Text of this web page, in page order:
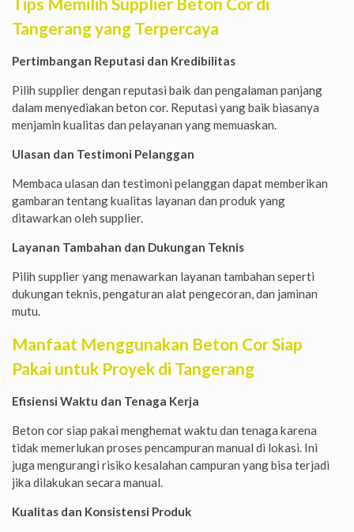
Tangerang yang Terpercaya
Pertimbangan Reputasi dan Kredibilitas
Pilih supplier dengan reputasi baik dan pengalaman panjang
dalam menyediakan beton cor. Reputasi yang baik biasanya
menjamin kualitas dan pelayanan yang memuaskan.
Ulasan dan Testimoni Pelanggan
Membaca ulasan dan testimoni pelanggan dapat memberikan
gambaran tentang kualitas layanan dan produk yang
ditawarkan oleh supplier.
Layanan Tambahan dan Dukungan Teknis
Pilih supplier yang menawarkan layanan tambahan seperti
dukungan teknis, pengaturan alat pengecoran, dan jaminan
mutu.
Manfaat Menggunakan Beton Cor Siap
Pakai untuk Proyek di Tangerang
Efisiensi Waktu dan Tenaga Kerja
Beton cor siap pakai menghemat waktu dan tenaga karena
tidak memerlukan proses pencampuran manual di lokasi. Ini
juga mengurangi risiko kesalahan campuran yang bisa terjadi
jika dilakukan secara manual.
Kualitas dan Konsistensi Produk